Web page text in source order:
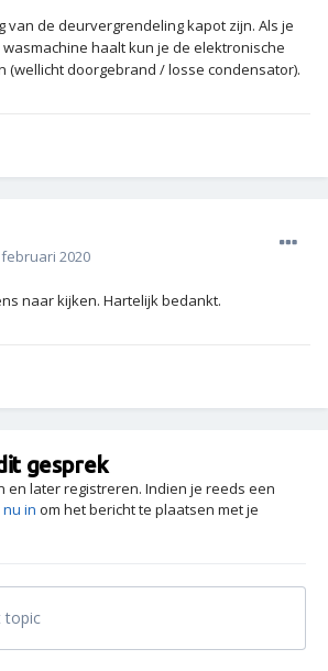
van de deurvergrendeling kapot zijn. Als je
haalt kun je de elektronische
(wellicht doorgebrand / losse condensator).
februari 2020
naar kijken. Hartelijk bedankt.
gesprek
en later registreren. Indien je reeds een
in om het bericht te plaatsen met je
topic